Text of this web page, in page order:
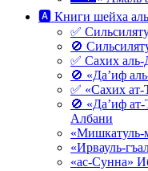
🅰 Книги шейха
✅
🚫
✅ Сахих аль-
🚫 «Да’иф
✅ «Сахих ат-
🚫 «Да’иф
Албани
«Мишкатуль-
«Ирвауль-
«ас-Сунна»